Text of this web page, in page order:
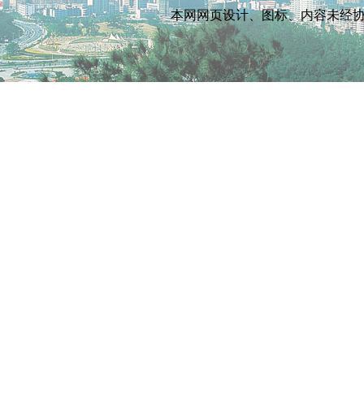
本网网页设计、图标、内容未经